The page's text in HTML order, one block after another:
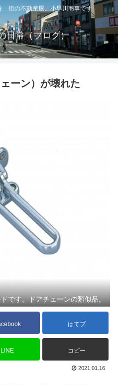
街の不動産屋 小早川商事です
日常（ブログ）
ーン）が壊れた
です。ドアチェーンの類似品。
はてブ
LINE コピー
2021.01.16